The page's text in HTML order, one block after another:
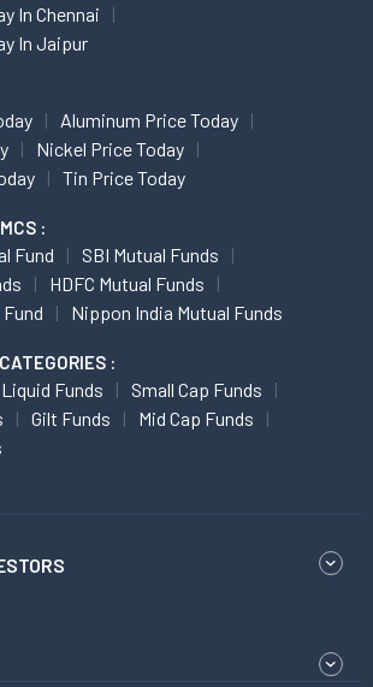
In Chennai
In Jaipur
Aluminum Price Today
Nickel Price Today
Tin Price Today
:
Fund
SBI Mutual Funds
HDFC Mutual Funds
Fund
Nippon India Mutual Funds
:
Liquid Funds
Small Cap Funds
Gilt Funds
Mid Cap Funds